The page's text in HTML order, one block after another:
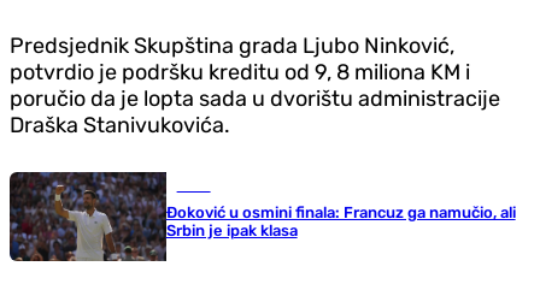
Predsjednik Skupština grada Ljubo Ninković,
potvrdio je podršku kreditu od 9, 8 miliona KM i
poručio da je lopta sada u dvorištu administracije
Draška Stanivukovića.
Đoković u osmini finala: Francuz ga namučio, ali
Srbin je ipak klasa